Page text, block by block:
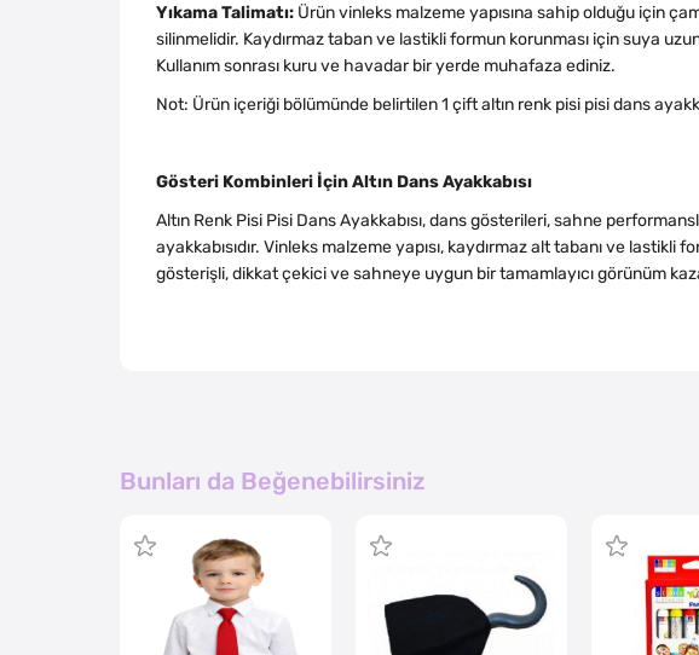
Yıkama Talimatı: Ürün vinleks malzeme yapısına sahip olduğu için
silinmelidir. Kaydırmaz taban ve lastikli formun korunması için suya
Kullanım sonrası kuru ve havadar bir yerde muhafaza ediniz.
Not: Ürün içeriği bölümünde belirtilen 1 çift altın renk pisi pisi dans
Gösteri Kombinleri İçin Altın Dans Ayakkabısı
Altın Renk Pisi Pisi Dans Ayakkabısı, dans gösterileri, sahne
ayakkabısıdır. Vinleks malzeme yapısı, kaydırmaz alt tabanı ve
gösterişli, dikkat çekici ve sahneye uygun bir tamamlayıcı görünüm
Bunları da Beğenebilirsiniz